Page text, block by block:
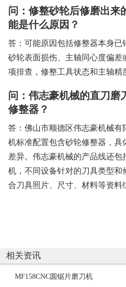
问：修整砂轮后修磨出来
能是什么原因？
答：可能原因包括修整器本身
砂轮表面损伤、主轴同心度偏差
项排查，修整工具状态和主轴精
问：伟志豪机械的直刀磨
修整器？
答：佛山市顺德区伟志豪机械有
机标准配置包含砂轮修整器，具
差异。伟志豪机械的产品线还包
机，不同设备针对的刀具类型
合刀具照片、尺寸、材料等资料
相关资讯
MF158CNC圆锯片磨刀机